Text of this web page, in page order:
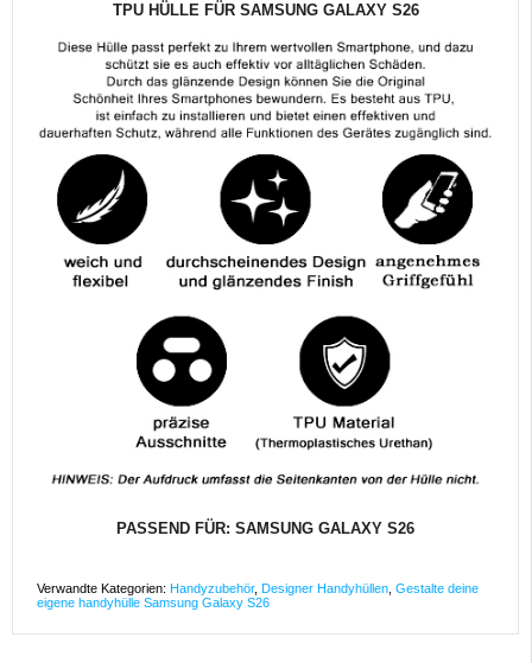
TPU HÜLLE FÜR SAMSUNG GALAXY S26
PASSEND FÜR: SAMSUNG GALAXY S26
Verwandte Kategorien: Handyzubehör, Designer Handyhüllen, Gestalte deine
eigene handyhülle Samsung Galaxy S26